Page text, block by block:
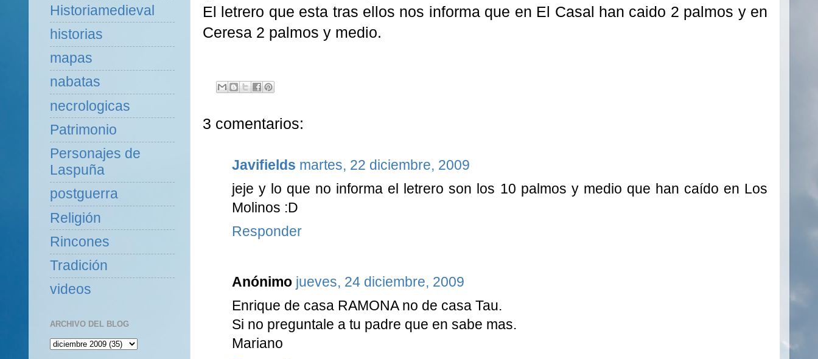
El letrero que esta tras ellos nos informa que en El Casal han caido 2 palmos y en
Ceresa 2 palmos y medio.
3 comentarios:
Javifields martes, 22 diciembre, 2009
jeje y lo que no informa el letrero son los 10 palmos y medio que han caído en Los
Molinos :D
Responder
Anónimo jueves, 24 diciembre, 2009
Enrique de casa RAMONA no de casa Tau.
Si no preguntale a tu padre que en sabe mas.
Mariano
Historiamedieval
historias
mapas
nabatas
necrologicas
Patrimonio
Personajes de
Laspuña
postguerra
Religión
Rincones
Tradición
videos
ARCHIVO DEL BLOG